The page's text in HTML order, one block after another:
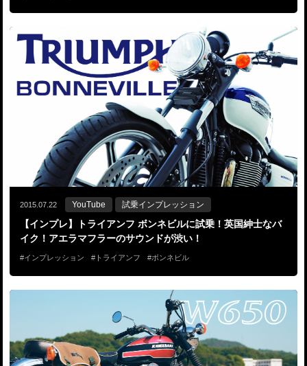
2015.07.22 YouTube 試乗インプレッション
【インプレ】トライアンフ ボンネビルに試乗！英国紳士なバ
イク！アエラマフラーのサウンドが渋い！
インプレッション トライアンフ ボンネビル